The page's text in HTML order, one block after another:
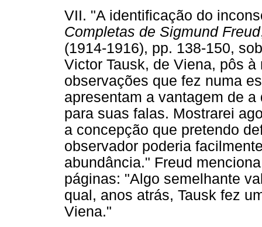
VII. "A identificação do
Completas de Sigmund Freud
(1914-1916), pp. 138-150,
Victor Tausk, de Viena, pôs
observações que fez numa
apresentam a vantagem de
para suas falas. Mostrarei
a concepção que pretendo
observador poderia
abundância." Freud
páginas: "Algo semelhante
qual, anos atrás, Tausk fez
Viena."